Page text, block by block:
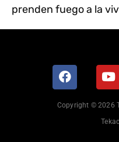
prenden fuego a la
Copyright © 2026